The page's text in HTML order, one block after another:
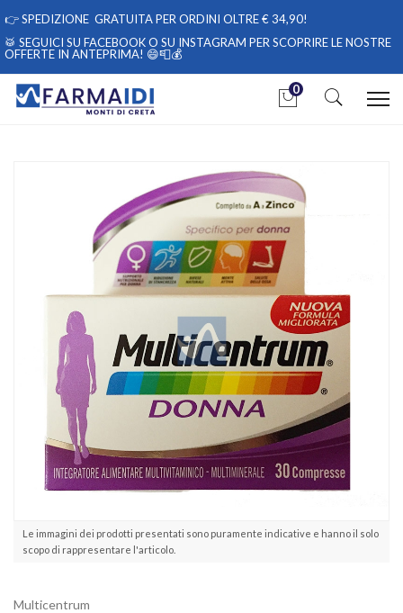
👉SPEDIZIONE GRATUITA PER ORDINI OLTRE € 34,90!
🥁 SEGUICI SU FACEBOOKO SU INSTAGRAM PER SCOPRIRE LE NOSTRE
OFFERTE IN ANTEPRIMA! 😄📮💰
0
Multicentrum Linea Vitamine Minerali Donna Integratore
Alimentare 30 Compresse
Le immagini dei prodotti presentati sono puramente indicative e hanno il solo
scopo di rappresentare l'articolo.
Multicentrum